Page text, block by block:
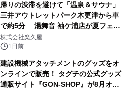
帰りの渋滞を避けて「温泉＆サウナ」
三井アウトレットパーク木更津から車
で約5分 湯舞音 袖ケ浦店が夏フェア
メニューを提供
株式会社楽久屋
1日前
建設機械アタッチメントのグッズをオ
ンラインで販売！ タグチの公式グッズ
通販サイト『GON-SHOP』が8月オー